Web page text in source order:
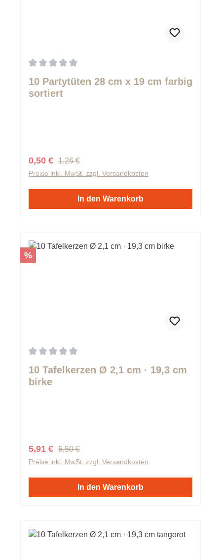
10 Partytüten 28 cm x 19 cm farbig
sortiert
Verkaufspreis:
0,50 € Regulärer Preis:
1,26 €
Preise inkl. MwSt. zzgl. Versandkosten
In den Warenkorb
Rabatt
%
10 Tafelkerzen Ø 2,1 cm · 19,3 cm
birke
Verkaufspreis:
5,91 € Regulärer Preis:
6,50 €
Preise inkl. MwSt. zzgl. Versandkosten
In den Warenkorb